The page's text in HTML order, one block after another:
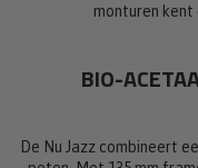
monturen kent
BIO-
De Nu Jazz combineert